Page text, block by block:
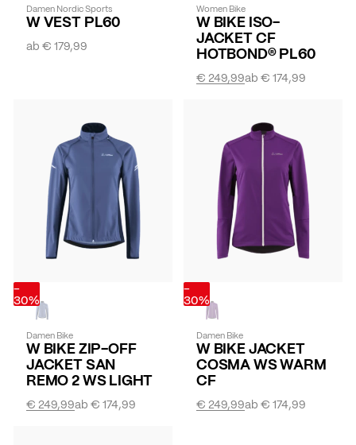
Damen Nordic Sports
W VEST PL60
ab€ 179,99
Women Bike
W BIKE ISO-
JACKET CF
HOTBOND® PL60
ab€ 174,99
€ 249,99
-
30%
Damen Bike
W BIKE ZIP-OFF
JACKET SAN
REMO 2 WS LIGHT
ab€ 174,99
€ 249,99
-
30%
Damen Bike
W BIKE JACKET
COSMA WS WARM
CF
ab€ 174,99
€ 249,99